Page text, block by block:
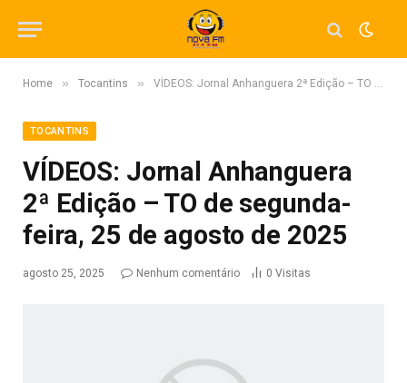
Home » Tocantins » VÍDEOS: Jornal Anhanguera 2ª Edição – TO de segunda-feira, 25 de agosto de 2025
TOCANTINS
VÍDEOS: Jornal Anhanguera
2ª Edição – TO de segunda-
feira, 25 de agosto de 2025
agosto 25, 2025 Nenhum comentário 0 Visitas